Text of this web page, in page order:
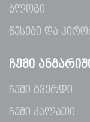
ბლოგი
წესები და
ᲩᲔᲛᲘ
ჩემი გვერდი
ჩემი კალათი